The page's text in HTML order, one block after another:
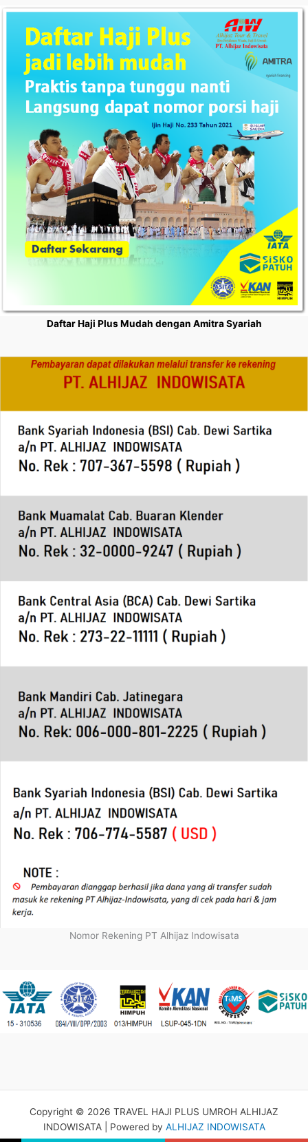
Daftar Haji Plus Mudah dengan Amitra Syariah
Nomor Rekening PT Alhijaz Indowisata
Copyright © 2026 TRAVEL HAJI PLUS UMROH ALHIJAZ
INDOWISATA | Powered by ALHIJAZ INDOWISATA